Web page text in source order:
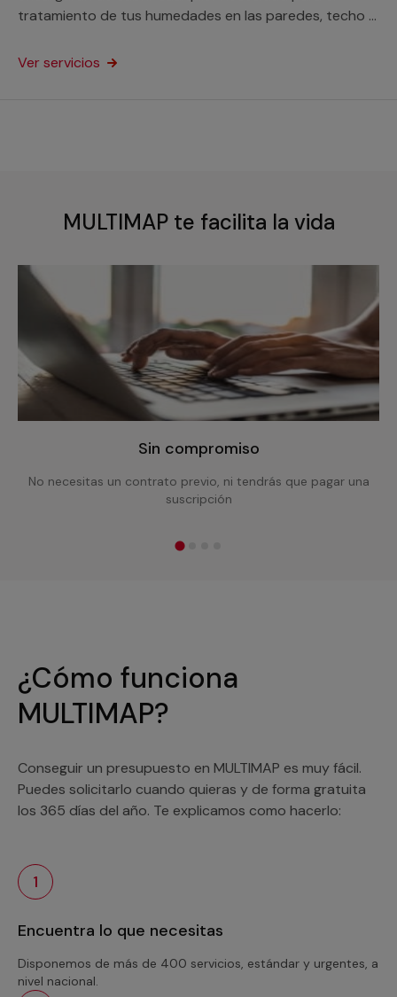
tratamiento de tus humedades en las paredes, techo o
Ver servicios
MULTIMAP te facilita la vida
Sin compromiso
No necesitas un contrato previo, ni tendrás que pagar una
suscripción
¿Cómo funciona
MULTIMAP?
Conseguir un presupuesto en MULTIMAP es muy fácil.
Puedes solicitarlo cuando quieras y de forma gratuita
los 365 días del año. Te explicamos como hacerlo:
1
Encuentra lo que necesitas
Disponemos de más de 400 servicios, estándar y urgentes, a
nivel nacional.